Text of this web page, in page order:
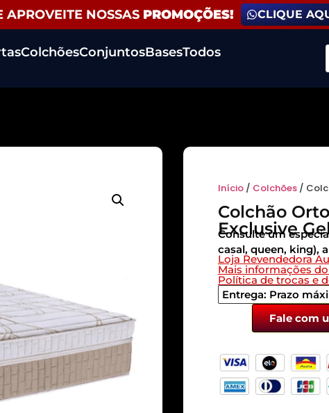
APROVEITE NOSSAS PROMOÇÕES! CLIQUE
ColchõesConjuntosBasesTodos
Início/ Colchões/
Colchão
Exclusive
Consulte um
casal, queen, king),
Loja Revendedora
Mais informações
Política de trocas e
Entrega: Prazo
Fale com